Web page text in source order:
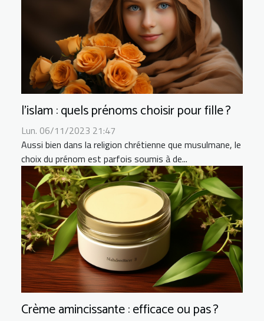
l’islam : quels prénoms choisir pour fille ?
Lun. 06/11/2023 21:47
Aussi bien dans la religion chrétienne que musulmane, le
choix du prénom est parfois soumis à de...
Crème amincissante : efficace ou pas ?